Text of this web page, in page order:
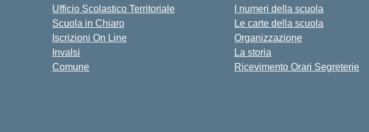
Ufficio Scolastico Territoriale
Scuola in Chiaro
Iscrizioni On Line
Invalsi
Comune
I numeri della scuola
Le carte della scuola
Organizzazione
La storia
Ricevimento Orari Segreterie